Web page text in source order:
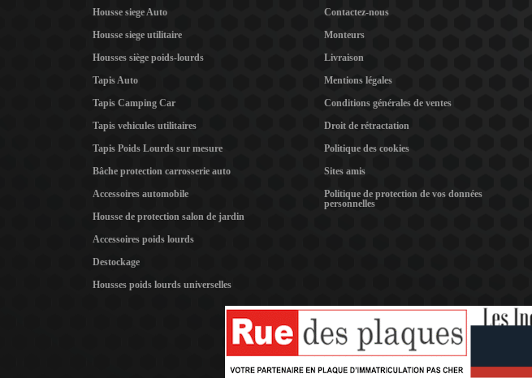
Housse siege Auto
Housse siege utilitaire
Housses siège poids-lourds
Tapis Auto
Tapis Camping Car
Tapis vehicules utilitaires
Tapis Poids Lourds sur mesure
Bâche protection carrosserie auto
Accessoires automobile
Housse de protection salon de jardin
Accessoires poids lourds
Destockage
Housses poids lourds universelles
Contactez-nous
Monteurs
Livraison
Mentions légales
Conditions générales de ventes
Droit de rétractation
Politique des cookies
Sites amis
Politique de protection de vos données
personnelles